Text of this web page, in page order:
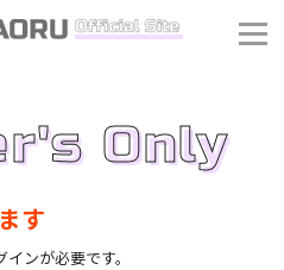
Only
す
ンが必要です。